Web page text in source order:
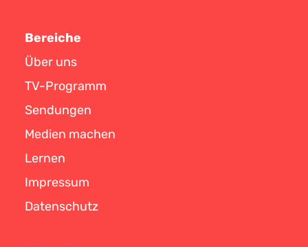
Bereiche
Über uns
TV-Programm
Sendungen
Medien machen
Lernen
Impressum
Datenschutz